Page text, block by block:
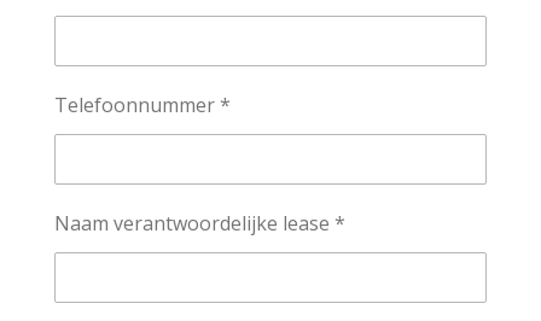
Telefoonnummer *
Naam verantwoordelijke lease *